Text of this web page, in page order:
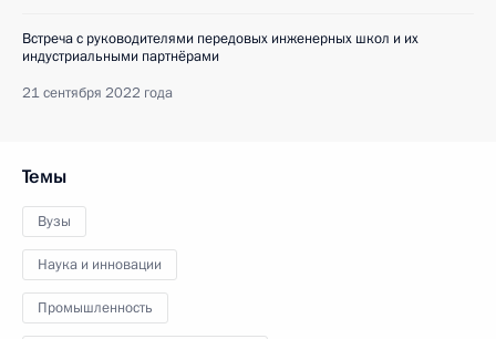
Встреча с руководителями передовых инженерных школ и их
индустриальными партнёрами
21 сентября 2022 года
Темы
Вузы
Наука и инновации
Промышленность